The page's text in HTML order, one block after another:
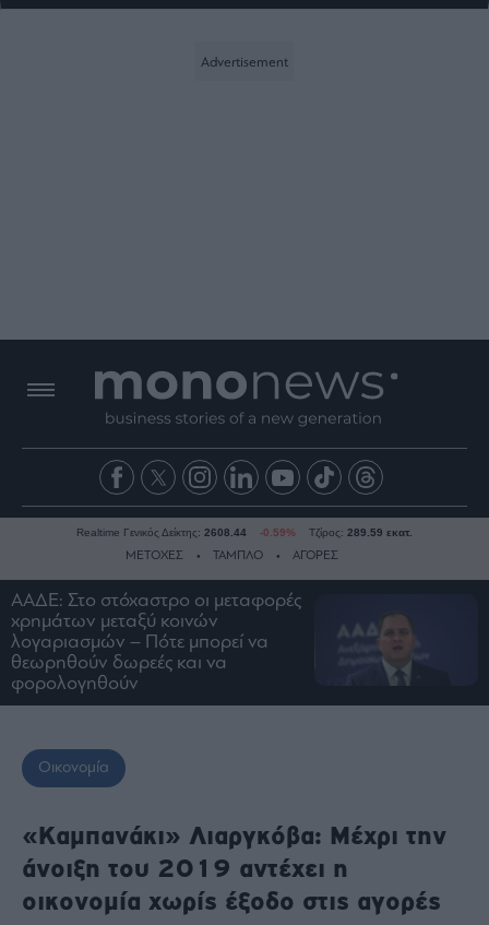
Ειδήσεις
Οικονομία
Business
Ναυτιλία
Ενέργεια
Πολιτική
Πολιτισμός
Realtime Γενικός Δείκτης: 2608.44 -0.59% Τζίρος: 289.59 εκατ.
ΜΕΤΟΧΕΣ ΤΑΜΠΛΟ ΑΓΟΡΕΣ
ΑΑΔΕ: Στο στόχαστρο οι μεταφορές
χρημάτων μεταξύ κοινών
λογαριασμών – Πότε μπορεί να
θεωρηθούν δωρεές και να
φορολογηθούν
Οικονομία
«Καμπανάκι» Λιαργκόβα: Μέχρι την
άνοιξη του 2019 αντέχει η
οικονομία χωρίς έξοδο στις αγορές